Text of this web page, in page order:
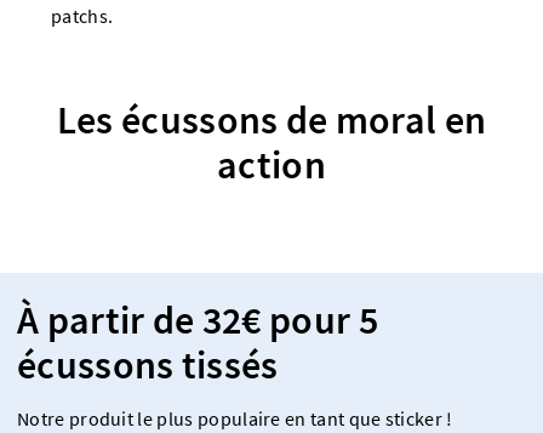
patchs.
Les écussons de moral en
action
À partir de 32€ pour 5
écussons tissés
Notre produit le plus populaire en tant que sticker !